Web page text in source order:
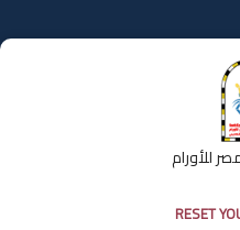
للأورام
RESET